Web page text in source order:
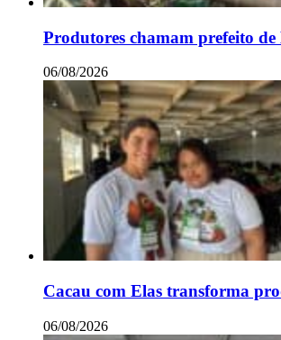
Produtores chamam prefeito
06/08/2026
Cacau com Elas transforma
06/08/2026